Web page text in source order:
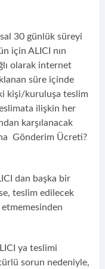
30 günlük süreyi
için ALICI nın
olarak internet
süre içinde
kişi/kuruluşa teslim
ilişkin her
karşılanacak
Gönderim Ücreti?
dan başka bir
teslim edilecek
ya teslimi
türlü sorun nedeniyle,